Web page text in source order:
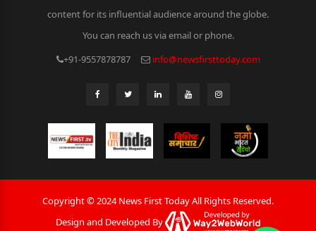
content for its influential audience around the globe.
You can reach us via email or phone.
+91-9557878787
info@newsfirsttoday.com
Copyright © 2024 News First Today All Rights Reserved.
Design and Developed By